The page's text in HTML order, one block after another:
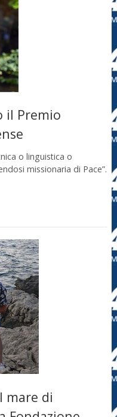
il Premio
o linguistica o
missionaria di Pace”.
mare di